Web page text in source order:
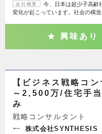
会社概要
今、日本は超少子高齢
変化が起こっています。社会の構
興味あり
【ビジネス戦略コ
～2,500万/住宅手
み
戦略コンサルタント
株式会社SYNTHESIS